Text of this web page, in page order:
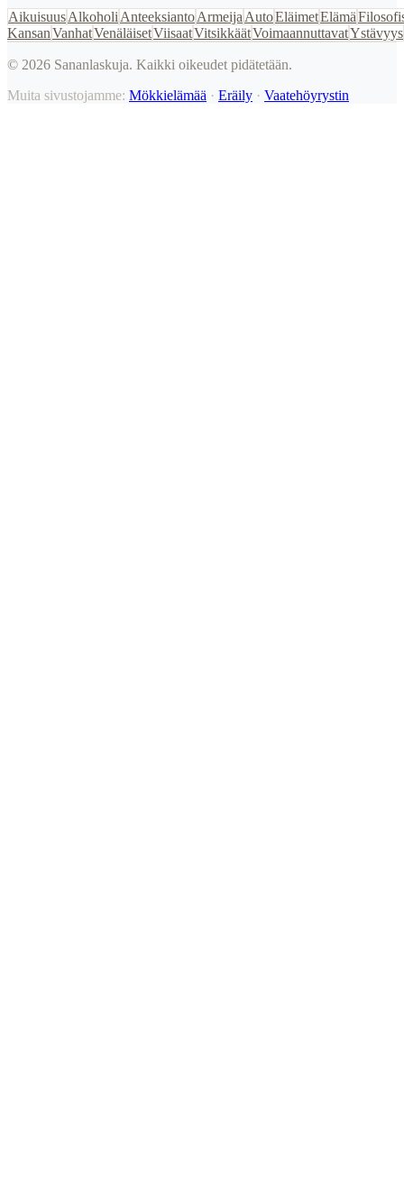
AikuisuusAlkoholi AnteeksiantoArmeija AutoEläimetElämä
KansanVanhatVenäläisetViisaatVitsikkäätVoimaannuttavatYstävyys
© 2026 Sananlaskuja. Kaikki oikeudet pidätetään.
Muita sivustojamme: Mökkielämää · Eräily · Vaatehöyrystin